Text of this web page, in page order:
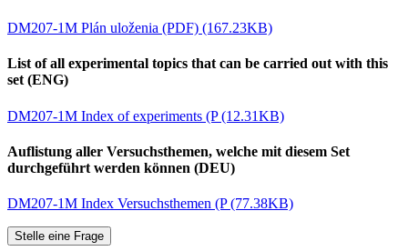
DM207-1M Plán uloženia (PDF) (167.23KB)
List of all experimental topics that can be carried out with this
set (ENG)
DM207-1M Index of experiments (P (12.31KB)
Auflistung aller Versuchsthemen, welche mit diesem Set
durchgeführt werden können (DEU)
DM207-1M Index Versuchsthemen (P (77.38KB)
Stelle eine Frage